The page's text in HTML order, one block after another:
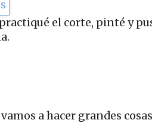
el corte, pinté y
a hacer grandes